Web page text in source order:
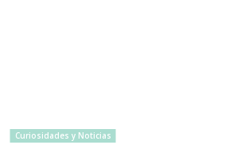
Curiosidades y Noticias